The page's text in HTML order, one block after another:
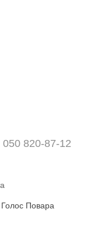
050 820-87-12
Повара